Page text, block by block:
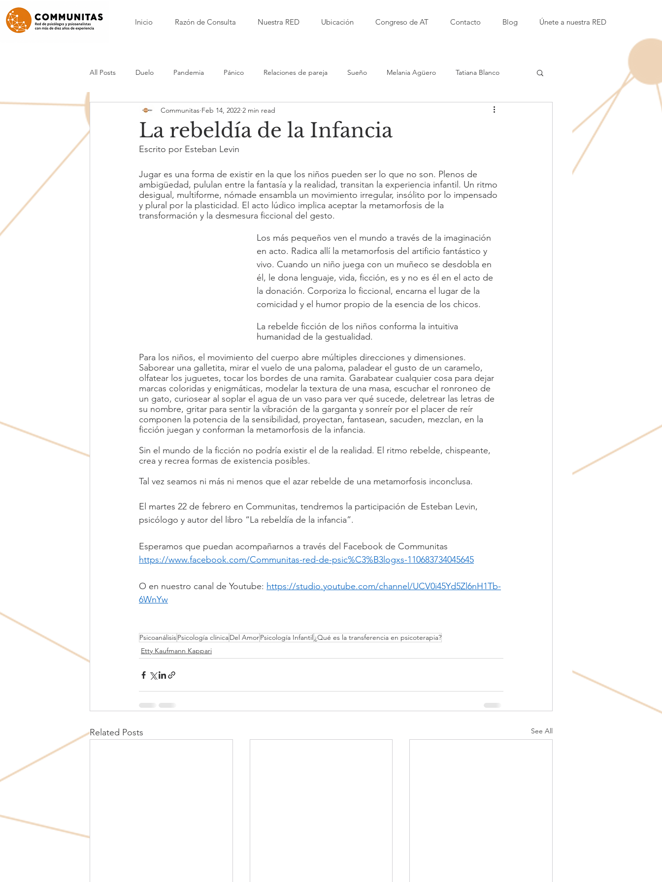
Inicio Razón de Consulta Nuestra RED Ubicación Congreso de AT Contacto Blog Únete a nuestra RED
All Posts Duelo Pandemia Pánico Relaciones de pareja Sueño Melania Agüero Tatiana Blanco
Nora Borenstein Patricia Calvo Isabel Garbanzo Etty Kaufmann Kappari
Nicole Loynaz Mónica Maynard
Anorexia y bulimia Acompañamiento Terapéutico Violencia Educación Bullying Instituciones educativas
La rebeldía de la Infancia
Communitas Feb 14, 2022 2 min read
Escrito por Esteban Levin
Jugar es una forma de existir en la que los niños pueden ser lo que no son. Plenos de
ambigüedad, pululan entre la fantasía y la realidad, transitan la experiencia infantil. Un ritmo
desigual, multiforme, nómade ensambla un movimiento irregular, insólito por lo impensado
y plural por la plasticidad. El acto lúdico implica aceptar la metamorfosis de la
transformación y la desmesura ficcional del gesto.
Los más pequeños ven el mundo a través de la imaginación
en acto. Radica allí la metamorfosis del artificio fantástico y
vivo. Cuando un niño juega con un muñeco se desdobla en
él, le dona lenguaje, vida, ficción, es y no es él en el acto de
la donación. Corporiza lo ficcional, encarna el lugar de la
comicidad y el humor propio de la esencia de los chicos.
La rebelde ficción de los niños conforma la intuitiva
humanidad de la gestualidad.
Para los niños, el movimiento del cuerpo abre múltiples direcciones y dimensiones.
Saborear una galletita, mirar el vuelo de una paloma, paladear el gusto de un caramelo,
olfatear los juguetes, tocar los bordes de una ramita. Garabatear cualquier cosa para dejar
marcas coloridas y enigmáticas, modelar la textura de una masa, escuchar el ronroneo de
un gato, curiosear al soplar el agua de un vaso para ver qué sucede, deletrear las letras de
su nombre, gritar para sentir la vibración de la garganta y sonreír por el placer de reír
componen la potencia de la sensibilidad, proyectan, fantasean, sacuden, mezclan, en la
ficción juegan y conforman la metamorfosis de la infancia.
Sin el mundo de la ficción no podría existir el de la realidad. El ritmo rebelde, chispeante,
crea y recrea formas de existencia posibles.
Tal vez seamos ni más ni menos que el azar rebelde de una metamorfosis inconclusa.
El martes 22 de febrero en Communitas, tendremos la participación de Esteban Levin,
psicólogo y autor del libro “La rebeldía de la infancia”.
Esperamos que puedan acompañarnos a través del Facebook de Communitas
https://www.facebook.com/Communitas-red-de-psic%C3%B3logxs-110683734045645
O en nuestro canal de Youtube: https://studio.youtube.com/channel/UCV0i45Yd5Zl6nH1Tb-
6WnYw
PsicoanálisisPsicología clínicaDel AmorPsicología Infantil ¿Qué es la transferencia en psicoterapia?
Etty Kaufmann Kappari
Related Posts See All